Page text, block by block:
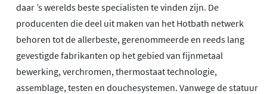
daar ’s werelds beste specialisten te vinden zijn. De
producenten die deel uit maken van het Hotbath netwerk
behoren tot de allerbeste, gerenommeerde en reeds lang
gevestigde fabrikanten op het gebied van fijnmetaal
bewerking, verchromen, thermostaat technologie,
assemblage, testen en douchesystemen. Vanwege de statuur